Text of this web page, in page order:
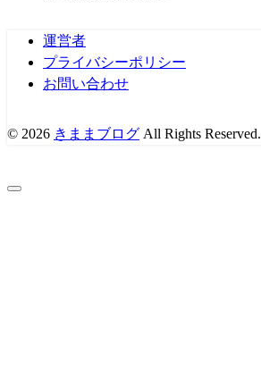
運営者
プライバシーポリシー
お問い合わせ
© 2026 きままブログ All Rights Reserved.